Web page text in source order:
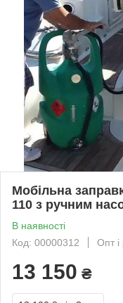
Мобільна
110 з ручним
В наявності
Код: 00000312
Опт і
13 150 ₴